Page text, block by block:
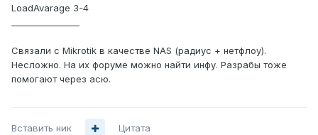
LoadAvarage 3-4
Связали с Mikrotik в качестве NAS (радиус + нетфлоу).
Несложно. На их форуме можно найти инфу. Разрабы тоже
помогают через асю.
Вставить ник Цитата